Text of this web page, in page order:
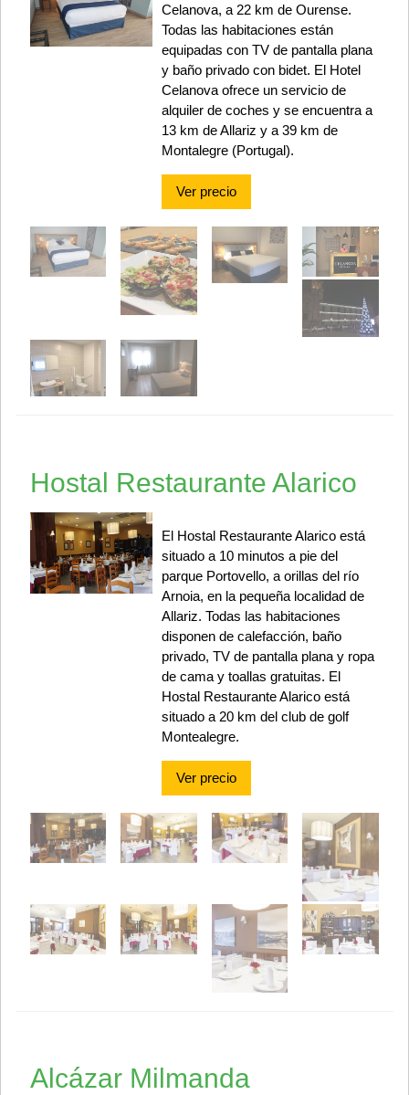
Celanova, a 22 km de Ourense.
Todas las habitaciones están
equipadas con TV de pantalla plana
y baño privado con bidet. El Hotel
Celanova ofrece un servicio de
alquiler de coches y se encuentra a
13 km de Allariz y a 39 km de
Montalegre (Portugal).
Ver precio
Hostal Restaurante Alarico
El Hostal Restaurante Alarico está
situado a 10 minutos a pie del
parque Portovello, a orillas del río
Arnoia, en la pequeña localidad de
Allariz. Todas las habitaciones
disponen de calefacción, baño
privado, TV de pantalla plana y ropa
de cama y toallas gratuitas. El
Hostal Restaurante Alarico está
situado a 20 km del club de golf
Montealegre.
Ver precio
Alcázar Milmanda